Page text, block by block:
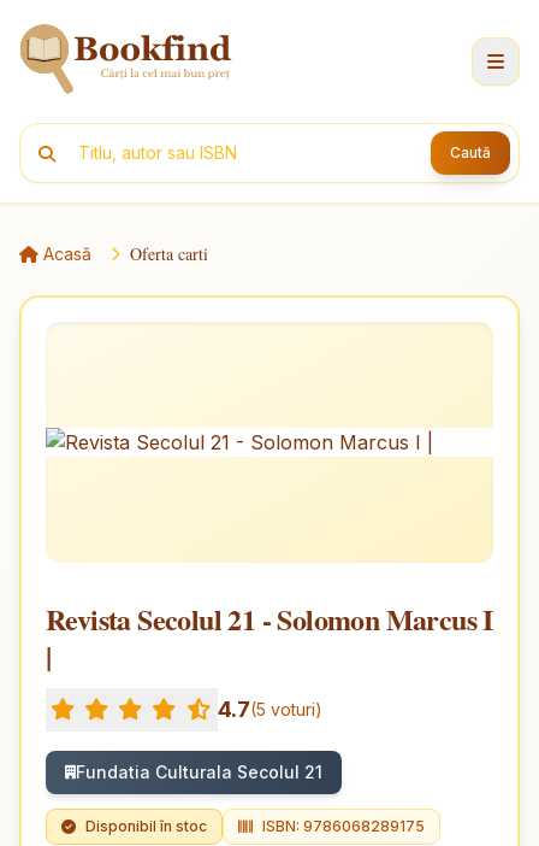
Caută
Acasă Oferta carti
Revista Secolul 21 - Solomon Marcus I
|
4.7(5 voturi)
Fundatia Culturala Secolul 21
Disponibil în stoc ISBN: 9786068289175